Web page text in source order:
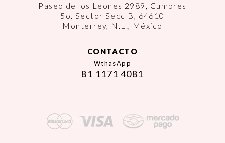
Paseo de los Leones 2989, Cumbres
5o. Sector Secc B, 64610
Monterrey, N.L., México
CONTACTO
WthasApp
81 1171 4081